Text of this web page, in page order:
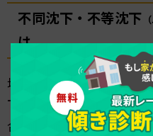
不同沈下・不等沈下
は
地盤沈下の影響で建物
下がおきても、建物がス
合は不同沈下とは言わ